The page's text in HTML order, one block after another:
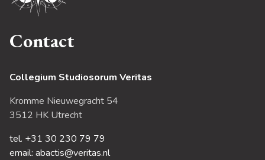
Contact
Collegium Studiosorum Veritas
Kromme Nieuwegracht 54
3512 HK Utrecht
tel. +31 30 230 79 79
email: abactis@veritas.nl